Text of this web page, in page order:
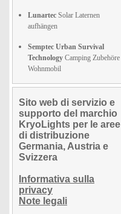
Lunartec Solar Laternen
aufhängen
Semptec Urban Survival
Technology Camping Zubehöre
Wohnmobil
Sito web di servizio e
supporto del marchio
KryoLights per le aree
di distribuzione
Germania, Austria e
Svizzera
Informativa sulla
privacy
Note legali